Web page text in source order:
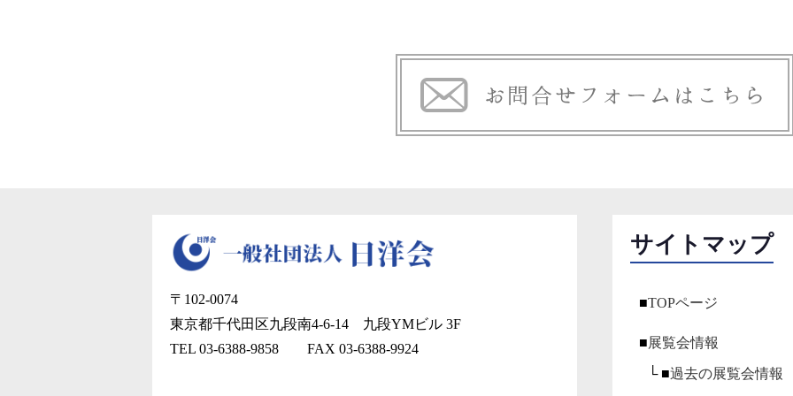
〒102-0074
東京都千代田区九段南4-6-14 九段YMビル 3F
TEL 03-6388-9858 FAX 03-6388-9924
サイトマップ
■TOPページ
■展覧会情報
└ ■過去の展覧会情報